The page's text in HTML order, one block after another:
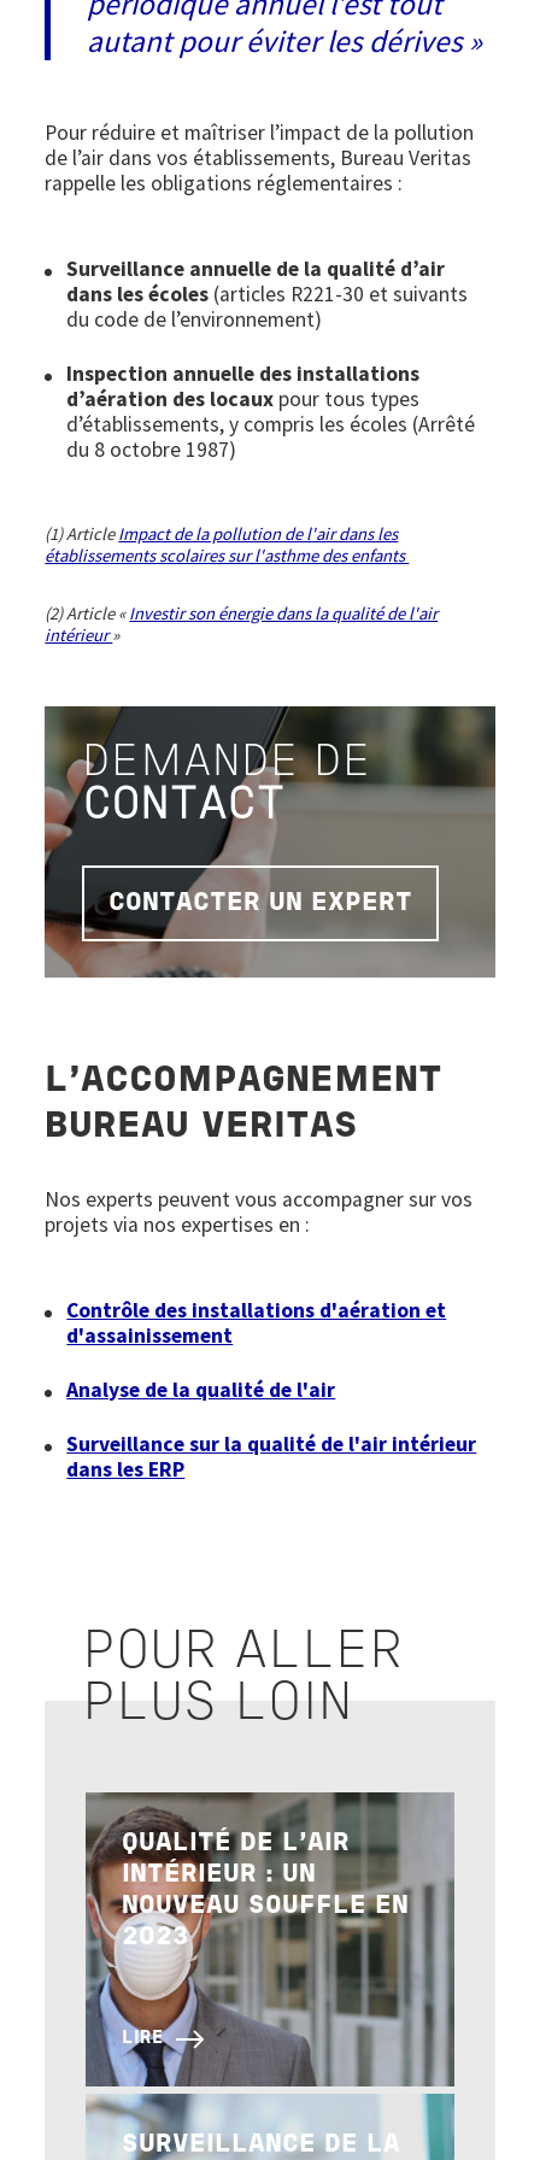
autant pour éviter les dérives »
Pour réduire et maîtriser l’impact de la pollution
de l’air dans vos établissements, Bureau Veritas
rappelle les obligations réglementaires :
Surveillance annuelle de la qualité d’air
dans les écoles (articles R221-30 et suivants
du code de l’environnement)
Inspection annuelle des installations
d’aération des locaux pour tous types
d’établissements, y compris les écoles (Arrêté
du 8 octobre 1987)
(1) ArticleImpact de la pollution de l'air dans les
établissements scolaires sur l'asthme des enfants
(2) Article «Investir son énergie dans la qualité de l'air
intérieur»
DEMANDE DE
CONTACT
CONTACTER UN EXPERT
L'ACCOMPAGNEMENT
BUREAU VERITAS
Nos experts peuvent vous accompagner sur vos
projets via nos expertises en :
Contrôle des installations d'aération et
d'assainissement
Analyse de la qualité de l'air
Surveillance sur la qualité de l'air intérieur
dans les ERP
POUR ALLER
PLUS LOIN
Image
QUALITÉ DE L’AIR
INTÉRIEUR : UN
NOUVEAU SOUFFLE EN
2023
LIRE
Image
SURVEILLANCE DE LA